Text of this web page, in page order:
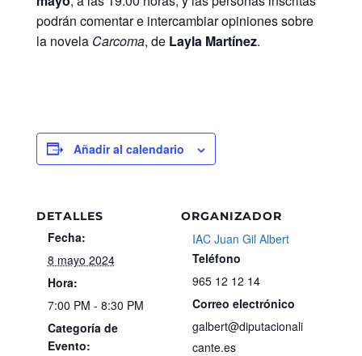
podrán comentar e intercambiar opiniones sobre
la novela Carcoma, de Layla Martínez.
Añadir al calendario
DETALLES
Fecha:
8 mayo 2024
Hora:
7:00 PM - 8:30 PM
Categoría de
Evento:
ORGANIZADOR
IAC Juan Gil Albert
Teléfono
965 12 12 14
Correo electrónico
galbert@diputacionali
cante.es